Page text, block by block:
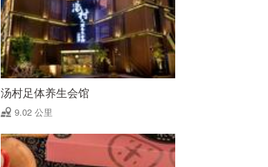
汤村足体养生会馆
9.02 公里